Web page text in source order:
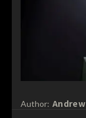
Author: Andrew